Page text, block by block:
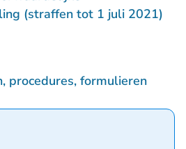
(straffen tot 1 juli 2021)
procedures, formulieren